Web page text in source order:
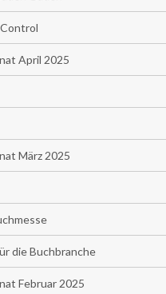
April 2025
März 2025
die Buchbranche
Februar 2025